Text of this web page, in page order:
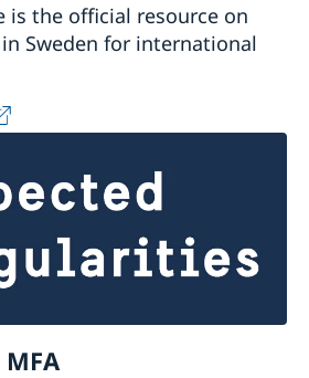
is the official resource on
Sweden for international